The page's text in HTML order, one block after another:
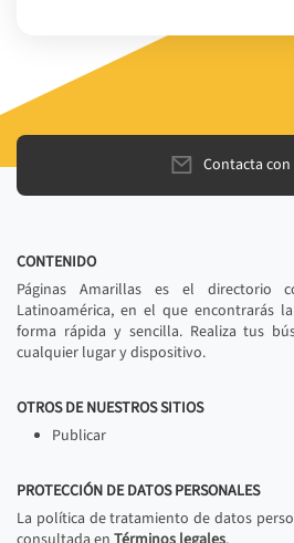
Contacta
CONTENIDO
Páginas Amarillas es el directorio
Latinoamérica, en el que encontrarás
forma rápida y sencilla. Realiza tus
cualquier lugar y dispositivo.
OTROS DE NUESTROS SITIOS
Publicar
PROTECCIÓN DE DATOS PERSONALES
La política de tratamiento de datos